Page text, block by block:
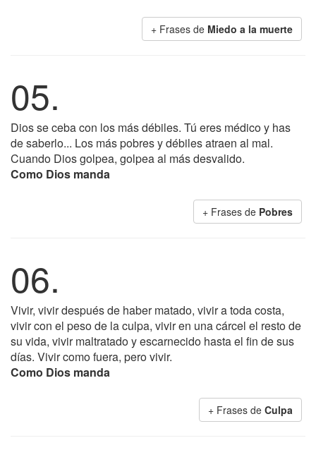
+ Frases de Miedo a la muerte
05.
Dios se ceba con los más débiles. Tú eres médico y has
de saberlo... Los más pobres y débiles atraen al mal.
Cuando Dios golpea, golpea al más desvalido.
Como Dios manda
+ Frases de Pobres
06.
Vivir, vivir después de haber matado, vivir a toda costa,
vivir con el peso de la culpa, vivir en una cárcel el resto de
su vida, vivir maltratado y escarnecido hasta el fin de sus
días. Vivir como fuera, pero vivir.
Como Dios manda
+ Frases de Culpa